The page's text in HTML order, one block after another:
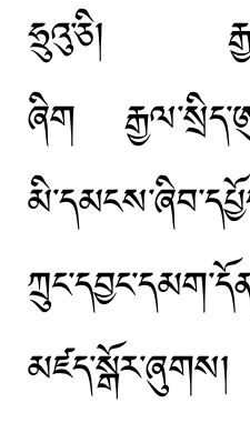
ཧྲུའུ་ཅི།
ཞིག
མཛད་སྒོར་ཞུགས།